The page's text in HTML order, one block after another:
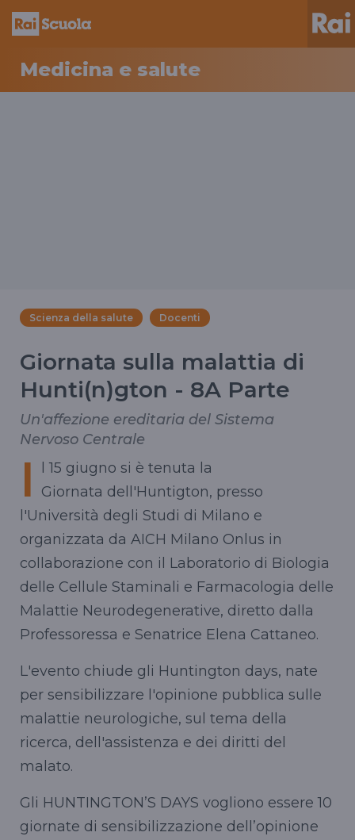
Medicina e salute
Scienza della salute Docenti
Giornata sulla malattia di
Hunti(n)gton - 8A Parte
Un'affezione ereditaria del Sistema
Nervoso Centrale
I
l 15 giugno si è tenuta la
Giornata dell'Huntigton, presso
l'Università degli Studi di Milano e
organizzata da AICH Milano Onlus in
collaborazione con il Laboratorio di Biologia
delle Cellule Staminali e Farmacologia delle
Malattie Neurodegenerative, diretto dalla
Professoressa e Senatrice Elena Cattaneo.
L'evento chiude gli Huntington days, nate
per sensibilizzare l'opinione pubblica sulle
malattie neurologiche, sul tema della
ricerca, dell'assistenza e dei diritti del
malato.
Gli HUNTINGTON’S DAYS vogliono essere 10
giornate di sensibilizzazione dell’opinione